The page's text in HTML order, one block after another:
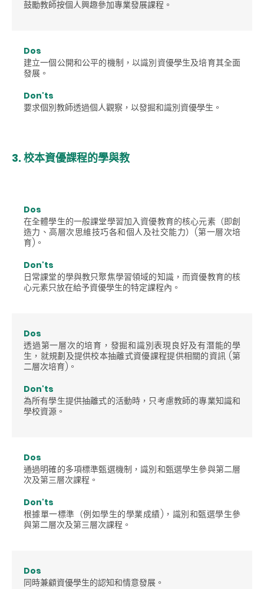
鼓勵教師按個人興趣參加專業發展課程。
Dos
建立一個公開和公平的機制，以識別資優學生及培育其全面
發展。
Don'ts
要求個別教師透過個人觀察，以發掘和識別資優學生。
3. 校本資優課程的學與教
Dos
在全體學生的一般課堂學習加入資優教育的核心元素（即創
造力、高層次思維技巧各和個人及社交能力）(第一層次培
育)。
Don'ts
日常課堂的學與教只聚焦學習領域的知識，而資優教育的核
心元素只放在給予資優學生的特定課程內。
Dos
透過第一層次的培育，發掘和識別表現良好及有潛能的學
生，就規劃及提供校本抽離式資優課程提供相關的資訊 (第
二層次培育)。
Don'ts
為所有學生提供抽離式的活動時，只考慮教師的專業知識和
學校資源。
Dos
通過明確的多項標準甄選機制，識別和甄選學生參與第二層
次及第三層次課程。
Don'ts
根據單一標準（例如學生的學業成績)，識別和甄選學生參
與第二層次及第三層次課程。
Dos
同時兼顧資優學生的認知和情意發展。